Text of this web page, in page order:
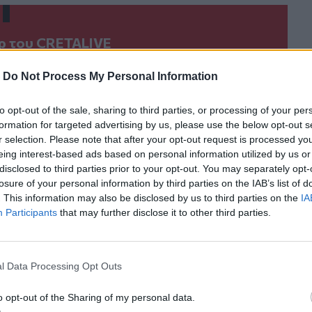
Do Not Process My Personal Information
opt-out of the sale, sharing to third parties, or processing of your
for targeted advertising by us, please use the below opt-out
selection. Please note that after your opt-out request is processed
interest-based ads based on personal information utilized by us
to third parties prior to your opt-out. You may separately
of your personal information by third parties on the IAB’s list of
This information may also be disclosed by us to third parties on the
Participants that may further disclose it to other third parties.
Data Processing Opt Outs
opt-out of the Sharing of my personal data.
του CRETALIVE
Έκθεσης Ζωγραφικής & Φωτογραφίας
- Εγκαίνια Ομαδικής Έκθεσης Ζωγραφικής &
Δήμος Πλατανιά: Συνεχίζονται οι καλοκαιρινές
ΠΟΛΙΤΙΣΜΟΣ 17:22
Δήμος Πλατανιά: Συνεχίζονται οι
Δήμος Πλατανιά: Συνεχίζονται οι
καλοκαιρινές εκδηλώσεις
“Πολιτιστικό Καλοκαίρι 2026, 16ο
για τη Ρένα Κυριακού
τα πρακτικά του συνεδρίου για τη Ρένα Κυριακού
Δημοτική Πινακοθήκη Χανίων: Συνεχίζονται οι δωρεάν
Δημοτική Πινακοθήκη Χανίων:
Συνεχίζονται οι δωρεάν